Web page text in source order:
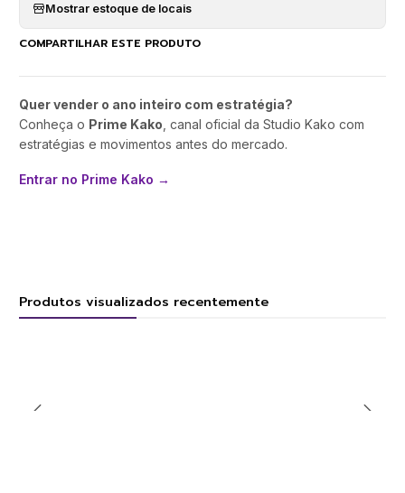
Mostrar estoque de locais
COMPARTILHAR ESTE PRODUTO
Quer vender o ano inteiro com estratégia?
Conheça o Prime Kako , canal oficial da Studio Kako com
estratégias e movimentos antes do mercado.
Entrar no Prime Kako →
Produtos visualizados recentemente